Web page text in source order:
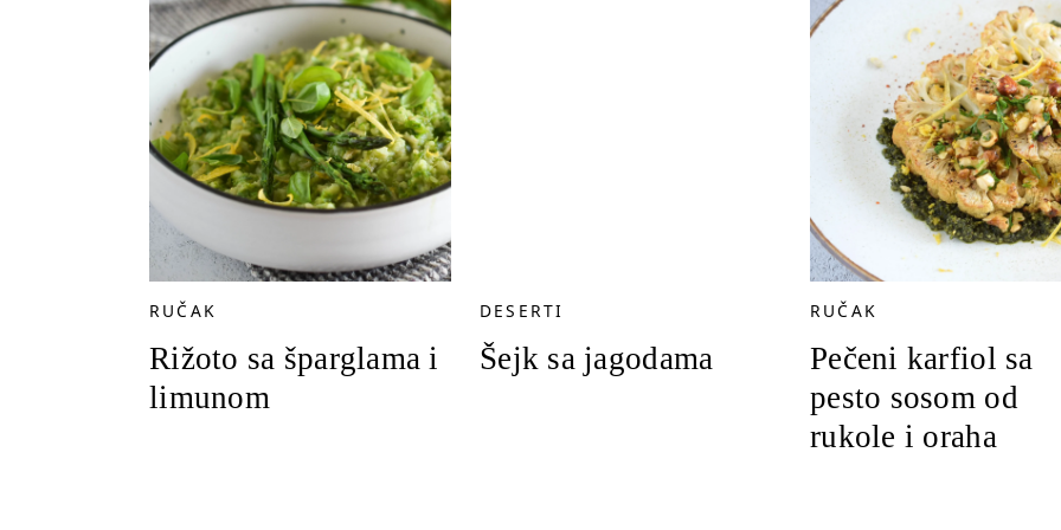
RUČAK
Rižoto sa šparglama i
limunom
DESERTI
Šejk sa jagodama
RUČAK
Pečeni karfiol sa
pesto sosom od
rukole i oraha